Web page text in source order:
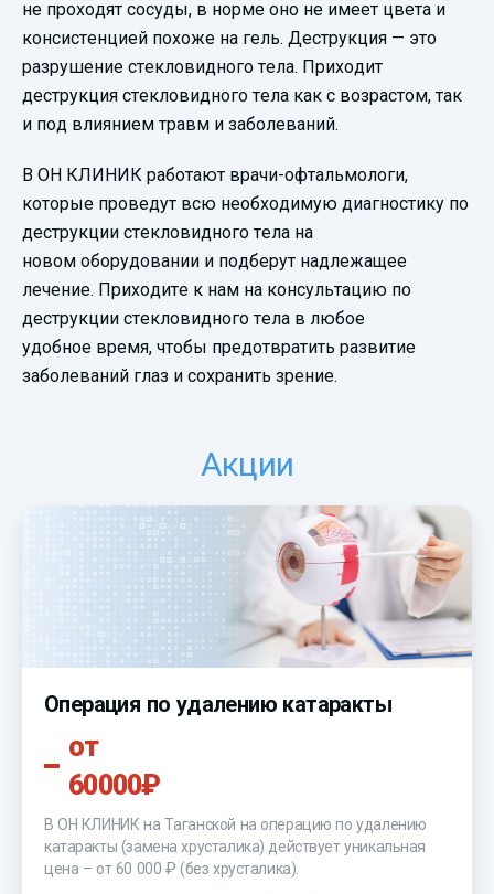
не проходят сосуды, в норме оно не имеет цвета и
консистенцией похоже на гель. Деструкция — это
разрушение стекловидного тела. Приходит
деструкция стекловидного тела как с возрастом, так
и под влиянием травм и заболеваний.
В ОН КЛИНИК работают врачи-офтальмологи,
которые проведут всю необходимую диагностику по
деструкции стекловидного тела на
новом оборудовании и подберут надлежащее
лечение. Приходите к нам на консультацию по
деструкции стекловидного тела в любое
удобное время, чтобы предотвратить развитие
заболеваний глаз и сохранить зрение.
Акции
Операция по удалению катаракты
от
60000₽
В ОН КЛИНИК на Таганской на операцию по удалению
катаракты (замена хрусталика) действует уникальная
цена – от 60 000 ₽ (без хрусталика).